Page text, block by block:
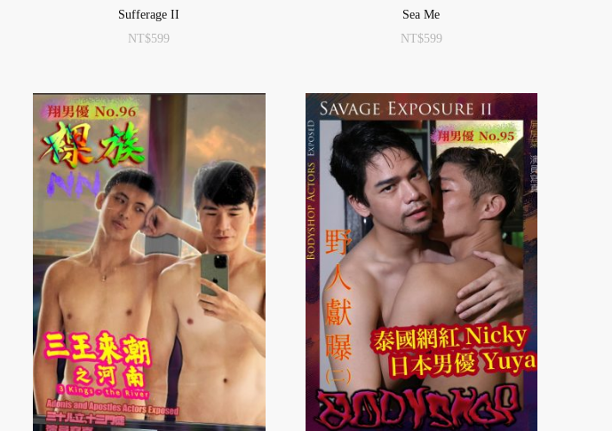
Sufferage II
NT$599
Sea Me
NT$599